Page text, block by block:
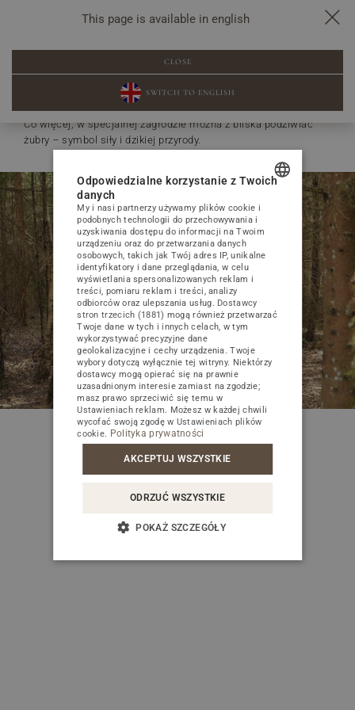
To prawdziwe królestwo bioróżnorodności – od
majestatycznych klifów nad Bałtykiem, aż po malownicze
jeziora ukryte pomiędzy licznymi ścieżkami.
Co więcej, w specjalnej zagrodzie można z bliska podziwiać
żubry – symbol siły i dzikiej przyrody.
Zamknij
This page is available in english
CLOSE
SWITCH TO ENGLISH
POLISH
ENGLISH
GERMAN
Odpowiedzialne korzystanie z Twoich
danych
My i nasi partnerzy używamy plików cookie i
podobnych technologii do przechowywania i
uzyskiwania dostępu do informacji na Twoim
urządzeniu oraz do przetwarzania danych
osobowych, takich jak Twój adres IP, unikalne
identyfikatory i dane przeglądania, w celu
wyświetlania spersonalizowanych reklam i
treści, pomiaru reklam i treści, analizy
odbiorców oraz ulepszania usług. Dostawcy
stron trzecich (1881) mogą również przetwarzać
Twoje dane w tych i innych celach, w tym
wykorzystywać precyzyjne dane
geolokalizacyjne i cechy urządzenia. Twoje
wybory dotyczą wyłącznie tej witryny. Niektórzy
dostawcy mogą opierać się na prawnie
uzasadnionym interesie zamiast na zgodzie;
masz prawo sprzeciwić się temu w
Ustawieniach reklam. Możesz w każdej chwili
wycofać swoją zgodę w Ustawieniach plików
cookie. Polityka prywatności
AKCEPTUJ WSZYSTKIE
ODRZUĆ WSZYSTKIE
POKAŻ SZCZEGÓŁY